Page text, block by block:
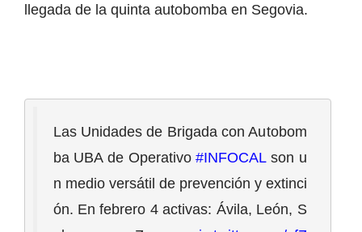
llegada de la quinta autobomba en Segovia.
Las Unidades de Brigada con Autobom
ba UBA de Operativo #INFOCAL son u
n medio versátil de prevención y extinci
ón. En febrero 4 activas: Ávila, León, S